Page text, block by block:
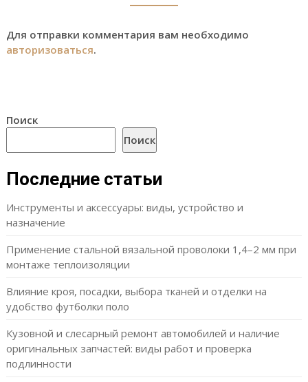
Для отправки комментария вам необходимо
авторизоваться.
Поиск
Поиск
Последние статьи
Инструменты и аксессуары: виды, устройство и
назначение
Применение стальной вязальной проволоки 1,4–2 мм при
монтаже теплоизоляции
Влияние кроя, посадки, выбора тканей и отделки на
удобство футболки поло
Кузовной и слесарный ремонт автомобилей и наличие
оригинальных запчастей: виды работ и проверка
подлинности